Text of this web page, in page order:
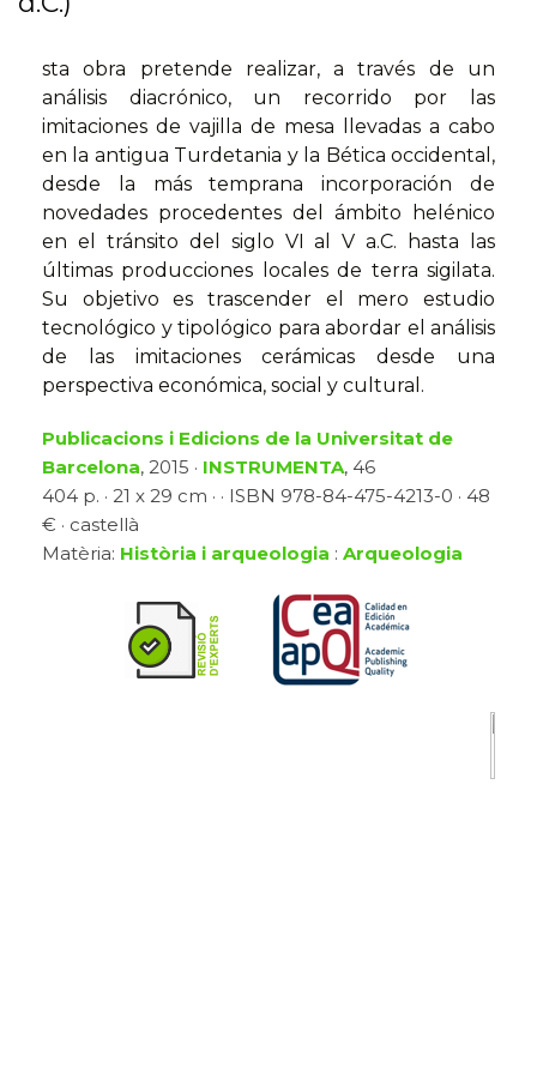
sta obra pretende realizar, a través de un
análisis diacrónico, un recorrido por las
imitaciones de vajilla de mesa llevadas a cabo
en la antigua Turdetania y la Bética occidental,
desde la más temprana incorporación de
novedades procedentes del ámbito helénico
en el tránsito del siglo VI al V a.C. hasta las
últimas producciones locales de terra sigilata.
Su objetivo es trascender el mero estudio
tecnológico y tipológico para abordar el análisis
de las imitaciones cerámicas desde una
perspectiva económica, social y cultural.
Publicacions i Edicions de la Universitat de
Barcelona, 2015 · INSTRUMENTA, 46
404 p. · 21 x 29 cm · · ISBN 978-84-475-4213-0 · 48
€ · castellà
Matèria: Història i arqueologia : Arqueologia